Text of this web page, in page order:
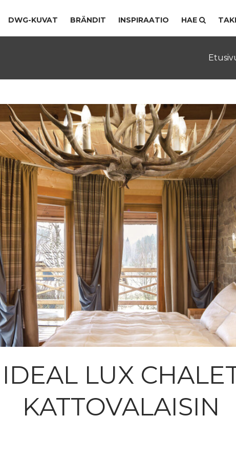
DWG-KUVAT BRÄNDIT INSPIRAATIO HAE
IDEAL LUX
KATTOVALAISIN